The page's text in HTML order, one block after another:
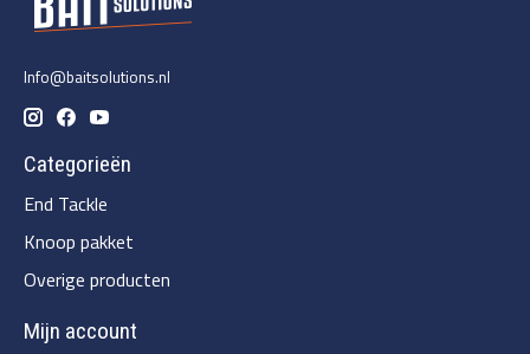
Info@baitsolutions.nl
Categorieën
End Tackle
Knoop pakket
Overige producten
Mijn account